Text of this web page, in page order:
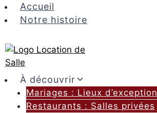
Aller
au
Accueil
Notre histoire
À découvrir
Mariages : Lieux d’exception
Restaurants : Salles privées